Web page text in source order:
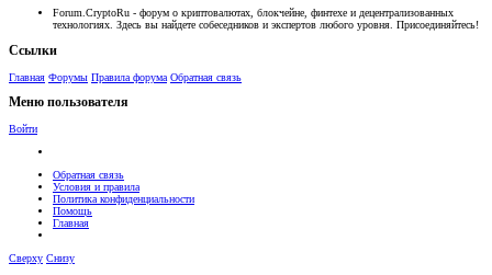
Forum.CryptoRu - форум о криптовалютах, блокчейне, финтехе и децентрализованных
технологиях. Здесь вы найдете собеседников и экспертов любого уровня. Присоединяйтесь!
Ссылки
Главная Форумы Правила форума Обратная связь
Меню пользователя
Войти
Обратная связь
Условия и правила
Политика конфиденциальности
Помощь
Главная
Сверху Снизу